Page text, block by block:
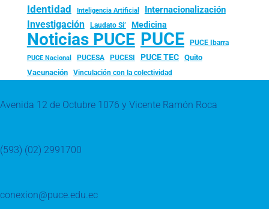
Identidad Inteligencia Artificial Internacionalización
Investigación Laudato Si’ Medicina
Noticias PUCE PUCE PUCE Ibarra
PUCE Nacional PUCESA PUCESI PUCE TEC
Quito
Vacunación
Vinculación con la colectividad
Avenida 12 de Octubre 1076 y Vicente Ramón Roca
(593) (02) 2991700
conexion@puce.edu.ec